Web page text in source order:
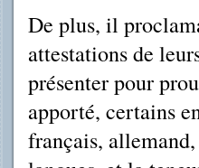
De plus, il
attestations de
présenter pour
apporté, certains
français,